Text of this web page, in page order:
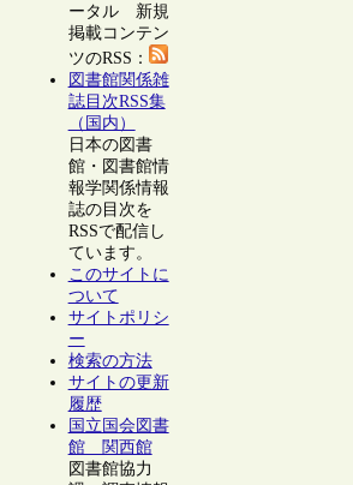
ータル 新規
掲載コンテン
ツのRSS：
図書館関係雑
誌目次RSS集
（国内）
日本の図書
館・図書館情
報学関係情報
誌の目次を
RSSで配信し
ています。
このサイトに
ついて
サイトポリシ
ー
検索の方法
サイトの更新
履歴
国立国会図書
館 関西館
図書館協力